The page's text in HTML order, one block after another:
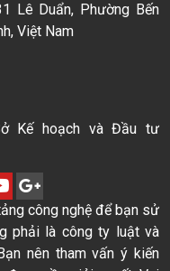
Lê Duẩn, Phường Bến
Việt Nam
Kế hoạch và Đầu tư
công nghệ để bạn sử
phải là công ty luật và
nên tham vấn ý kiến